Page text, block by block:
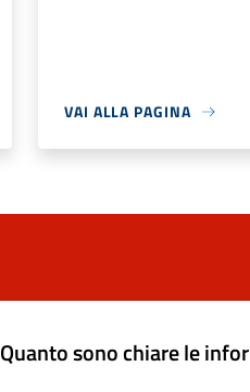
VAI ALLA PAGINA
Quanto sono chiare le